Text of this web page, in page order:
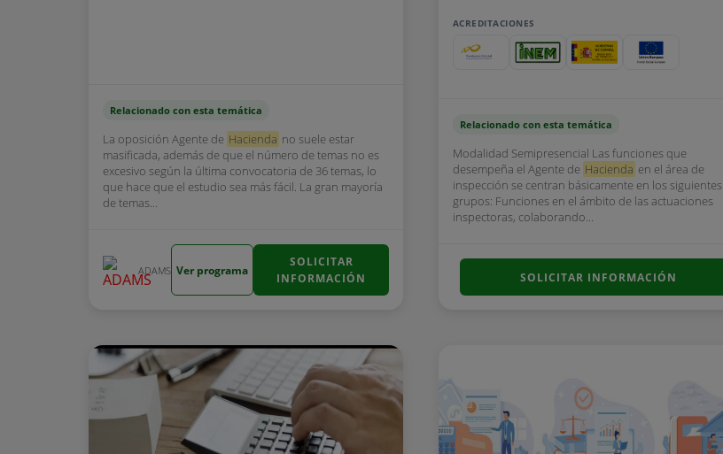
Relacionado con esta temática
La oposición Agente de Hacienda no suele estar
masificada, además de que el número de temas no es
excesivo según la última convocatoria de 36 temas, lo
que hace que el estudio sea más fácil. La gran mayoría
de temas...
ADAMS Ver programa
SOLICITAR
INFORMACIÓN
ACREDITACIONES
Relacionado con esta temática
Modalidad Semipresencial Las funciones que
desempeña el Agente de Hacienda en el área de
inspección se centran básicamente en los siguientes
grupos: Funciones en el ámbito de las actuaciones
inspectoras, colaborando...
SOLICITAR INFORMACIÓN